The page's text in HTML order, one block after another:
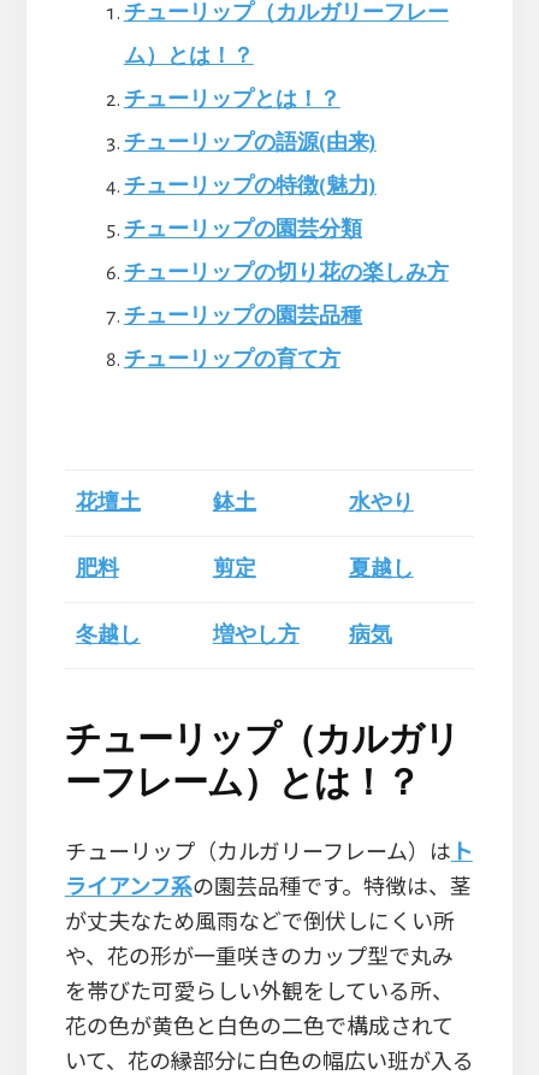
チューリップ（カルガリーフレー
ム）とは！？
チューリップとは！？
チューリップの語源(由来)
チューリップの特徴(魅力)
チューリップの園芸分類
チューリップの切り花の楽しみ方
チューリップの園芸品種
チューリップの育て方
花壇土 鉢土 水やり
肥料 剪定 夏越し
冬越し 増やし方 病気
チューリップ（カルガリ
ーフレーム）とは！？
チューリップ（カルガリーフレーム）は ト
ライアンフ系の園芸品種です。特徴は、茎
が丈夫なため風雨などで倒伏しにくい所
や、花の形が一重咲きのカップ型で丸み
を帯びた可愛らしい外観をしている所、
花の色が黄色と白色の二色で構成されて
いて、花の縁部分に白色の幅広い班が入る